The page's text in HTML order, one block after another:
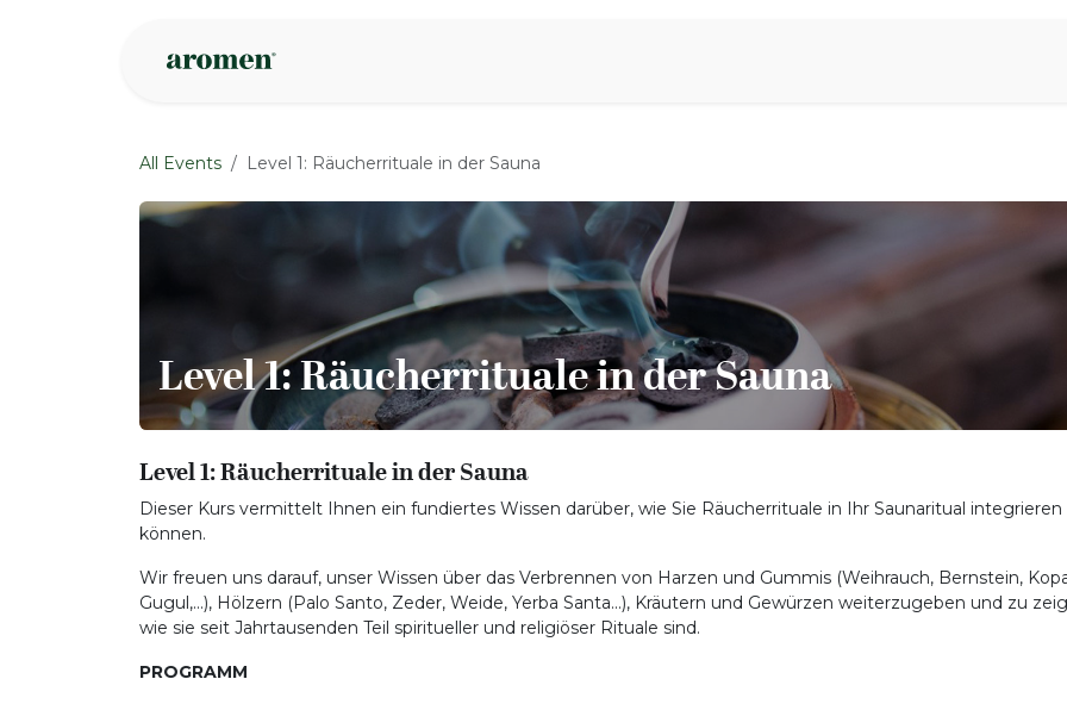
All Events Level 1: Räucherrituale in der Sauna
Level 1: Räucherrituale in der Sauna
Level 1: Räucherrituale in der Sauna
Dieser Kurs vermittelt Ihnen ein fundiertes Wissen darüber, wie Sie Räucherrituale in Ihr Saunaritual integrieren
können.
Wir freuen uns darauf, unser Wissen über das Verbrennen von Harzen und Gummis (Weihrauch, Bernstein,
Gugul,...), Hölzern (Palo Santo, Zeder, Weide, Yerba Santa...), Kräutern und Gewürzen weiterzugeben und zu
wie sie seit Jahrtausenden Teil spiritueller und religiöser Rituale sind.
PROGRAMM